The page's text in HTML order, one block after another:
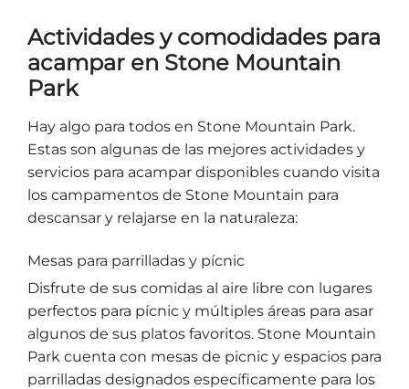
Explorar Áreas Naturales
Sitios de alquiler de yurtas
Group Events
Actividades y comodidades para
acampar en Stone Mountain
Park
Hay algo para todos en Stone Mountain Park.
Estas son algunas de las mejores actividades y
servicios para acampar disponibles cuando visita
los campamentos de Stone Mountain para
descansar y relajarse en la naturaleza:
Mesas para parrilladas y pícnic
Disfrute de sus comidas al aire libre con lugares
perfectos para pícnic y múltiples áreas para asar
algunos de sus platos favoritos. Stone Mountain
Park cuenta con mesas de picnic y espacios para
parrilladas designados específicamente para los